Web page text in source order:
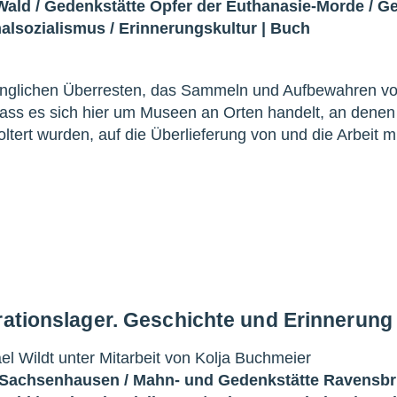
/ Gedenkstätte Opfer der Euthanasie-Morde /
/ Erinnerungskultur | Buch
Überresten, das Sammeln und Aufbewahren
es sich hier um Museen an Orten handelt, an denen
wurden, auf die Überlieferung von und die Arbeit
Geschichte und Erinnerung
Wildt unter Mitarbeit von Kolja Buchmeier
/ Mahn- und Gedenkstätte